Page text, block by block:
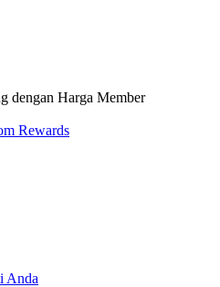
dengan Harga Member
Rewards
Anda